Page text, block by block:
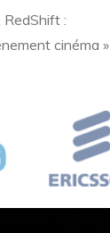
:
cinéma »